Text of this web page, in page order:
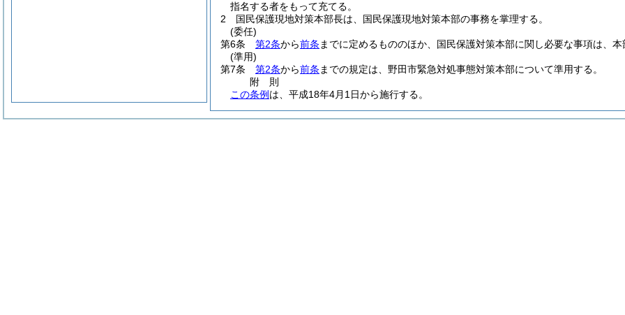
指名する者をもって充てる。
2
国民保護現地対策本部長は、国民保護現地対策本部の事務を掌理する。
(委任)
第6条
第2条から前条 までに定めるもののほか、国民保護対策本部に関し必要な事項は、本
(準用)
第7条
第2条から前条 までの規定は、野田市緊急対処事態対策本部について準用する。
附 則
この条例 は、平成18年4月1日から施行する。